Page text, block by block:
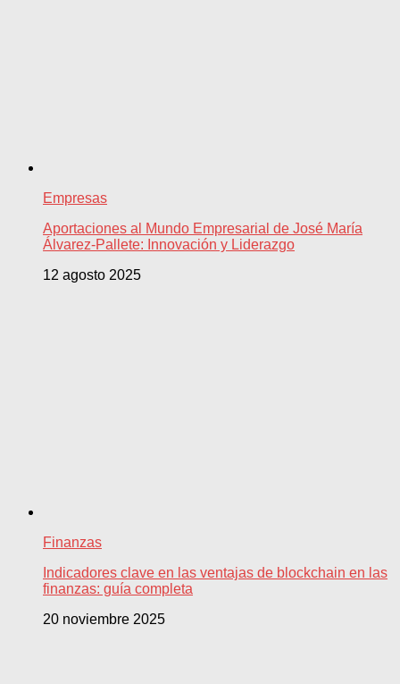
Empresas
Aportaciones al Mundo Empresarial de José María
Álvarez-Pallete: Innovación y Liderazgo
12 agosto 2025
Finanzas
Indicadores clave en las ventajas de blockchain en las
finanzas: guía completa
20 noviembre 2025